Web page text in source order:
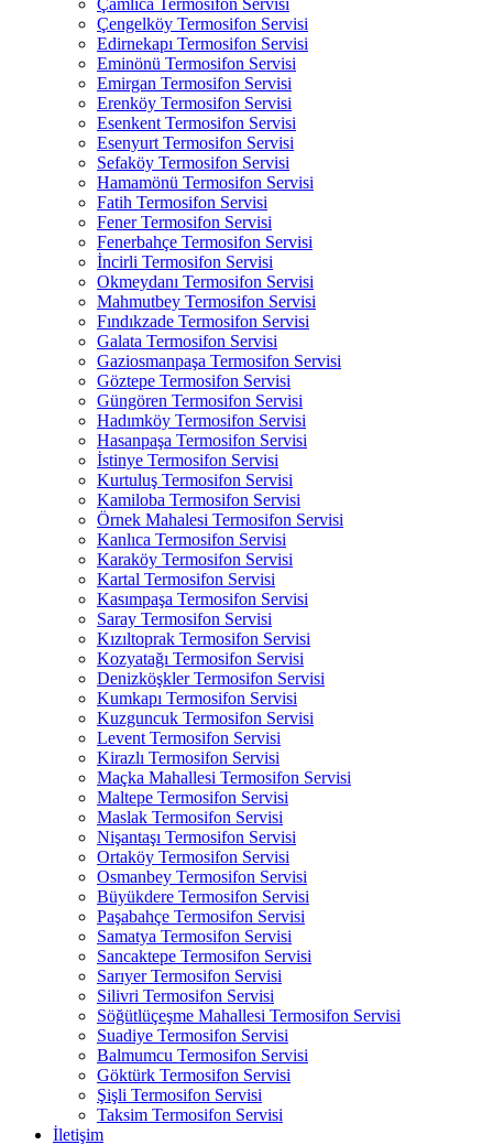
Çamlıca Termosifon Servisi
Çengelköy Termosifon Servisi
Edirnekapı Termosifon Servisi
Eminönü Termosifon Servisi
Emirgan Termosifon Servisi
Erenköy Termosifon Servisi
Esenkent Termosifon Servisi
Esenyurt Termosifon Servisi
Sefaköy Termosifon Servisi
Hamamönü Termosifon Servisi
Fatih Termosifon Servisi
Fener Termosifon Servisi
Fenerbahçe Termosifon Servisi
İncirli Termosifon Servisi
Okmeydanı Termosifon Servisi
Mahmutbey Termosifon Servisi
Fındıkzade Termosifon Servisi
Galata Termosifon Servisi
Gaziosmanpaşa Termosifon Servisi
Göztepe Termosifon Servisi
Güngören Termosifon Servisi
Hadımköy Termosifon Servisi
Hasanpaşa Termosifon Servisi
İstinye Termosifon Servisi
Kurtuluş Termosifon Servisi
Kamiloba Termosifon Servisi
Örnek Mahalesi Termosifon Servisi
Kanlıca Termosifon Servisi
Karaköy Termosifon Servisi
Kartal Termosifon Servisi
Kasımpaşa Termosifon Servisi
Saray Termosifon Servisi
Kızıltoprak Termosifon Servisi
Kozyatağı Termosifon Servisi
Denizköşkler Termosifon Servisi
Kumkapı Termosifon Servisi
Kuzguncuk Termosifon Servisi
Levent Termosifon Servisi
Kirazlı Termosifon Servisi
Maçka Mahallesi Termosifon Servisi
Maltepe Termosifon Servisi
Maslak Termosifon Servisi
Nişantaşı Termosifon Servisi
Ortaköy Termosifon Servisi
Osmanbey Termosifon Servisi
Büyükdere Termosifon Servisi
Paşabahçe Termosifon Servisi
Samatya Termosifon Servisi
Sancaktepe Termosifon Servisi
Sarıyer Termosifon Servisi
Silivri Termosifon Servisi
Söğütlüçeşme Mahallesi Termosifon Servisi
Suadiye Termosifon Servisi
Balmumcu Termosifon Servisi
Göktürk Termosifon Servisi
Şişli Termosifon Servisi
Taksim Termosifon Servisi
İletişim